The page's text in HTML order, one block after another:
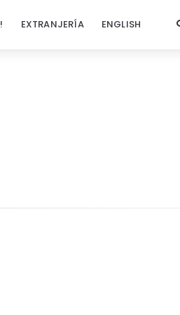
EXTRANJERÍA ENGLISH